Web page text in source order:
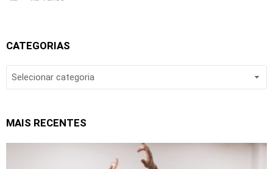
CATEGORIAS
MAIS RECENTES